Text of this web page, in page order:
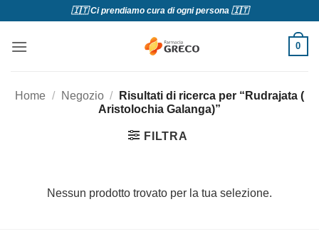
contenuti
🇮🇹 Ci prendiamo cura di ogni persona 🇮🇹
0
Home / Negozio /
Risultati di ricerca per “Rudrajata (
Aristolochia Galanga)”
FILTRA
Nessun prodotto trovato per la tua selezione.